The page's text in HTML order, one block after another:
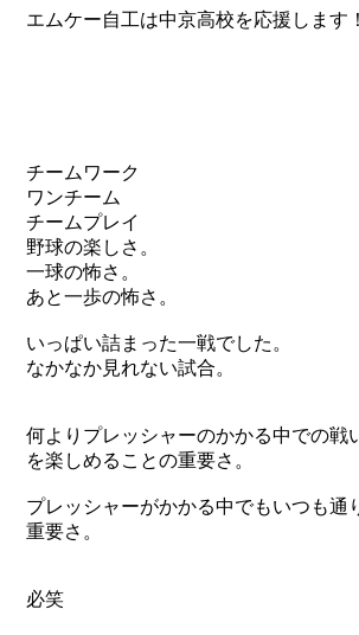
エムケー自工は中京高校を応援します！
チームワーク
ワンチーム
チームプレイ
野球の楽しさ。
一球の怖さ。
あと一歩の怖さ。
いっぱい詰まった一戦でした。
なかなか見れない試合。
何よりプレッシャーのかかる中での戦
を楽しめることの重要さ。
プレッシャーがかかる中でもいつも通
重要さ。
必笑